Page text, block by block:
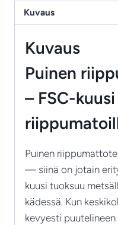
Kuvaus
Kuvaus
Puinen
– FSC-
Puinen
— siinä on jotain
kuusi tuoksuu
kädessä. Kun
kevyesti